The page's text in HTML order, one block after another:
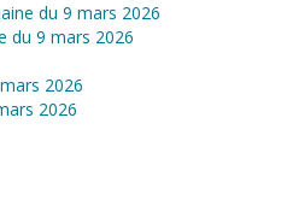
du 9 mars 2026
du 9 mars 2026
2026
2026